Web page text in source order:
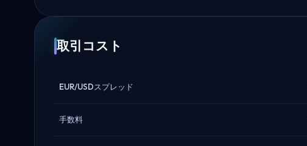
取引コスト
EUR/USDスプレッド
手数料